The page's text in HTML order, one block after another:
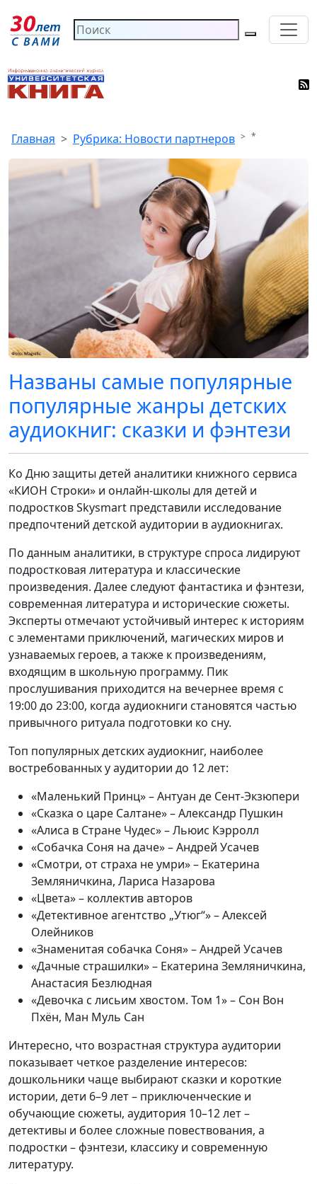
Главная Рубрика: Новости партнеров *
Названы самые популярные
популярные жанры детских
аудиокниг: сказки и фэнтези
Ко Дню защиты детей аналитики книжного сервиса
«КИОН Строки» и онлайн-школы для детей и
подростков Skysmart представили исследование
предпочтений детской аудитории в аудиокнигах.
По данным аналитики, в структуре спроса лидируют
подростковая литература и классические
произведения. Далее следуют фантастика и фэнтези,
современная литература и исторические сюжеты.
Эксперты отмечают устойчивый интерес к историям
с элементами приключений, магических миров и
узнаваемых героев, а также к произведениям,
входящим в школьную программу. Пик
прослушивания приходится на вечернее время с
19:00 до 23:00, когда аудиокниги становятся частью
привычного ритуала подготовки ко сну.
Топ популярных детских аудиокниг, наиболее
востребованных у аудитории до 12 лет:
«Маленький Принц» – Антуан де Сент-Экзюпери
«Сказка о царе Салтане» – Александр Пушкин
«Алиса в Стране Чудес» – Льюис Кэрролл
«Собачка Соня на даче» – Андрей Усачев
«Смотри, от страха не умри» – Екатерина
Земляничкина, Лариса Назарова
«Цвета» – коллектив авторов
«Детективное агентство „Утюг“» – Алексей
Олейников
«Знаменитая собачка Соня» – Андрей Усачев
«Дачные страшилки» – Екатерина Земляничкина,
Анастасия Безлюдная
«Девочка с лисьим хвостом. Том 1» – Сон Вон
Пхён, Ман Муль Сан
Интересно, что возрастная структура аудитории
показывает четкое разделение интересов:
дошкольники чаще выбирают сказки и короткие
истории, дети 6–9 лет – приключенческие и
обучающие сюжеты, аудитория 10–12 лет –
детективы и более сложные повествования, а
подростки – фэнтези, классику и современную
литературу.